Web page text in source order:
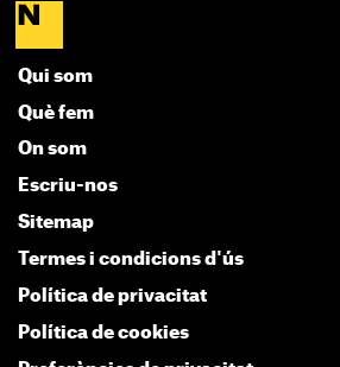
Qui som
Què fem
On som
Escriu-nos
Sitemap
Termes i condicions d'ús
Política de privacitat
Política de cookies